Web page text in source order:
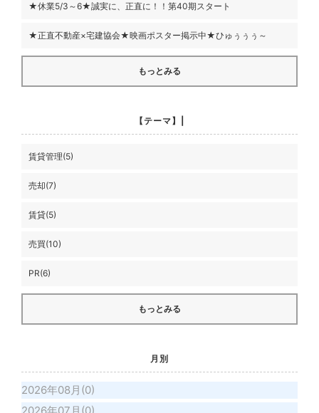
★休業5/3～6★誠実に、正直に！！第40期スタート
★正直不動産×宅建協会★映画ポスター掲示中★ひゅぅぅぅ～
もっとみる
【テーマ】|
賃貸管理(5)
売却(7)
賃貸(5)
売買(10)
PR(6)
もっとみる
月別
2026年08月(0)